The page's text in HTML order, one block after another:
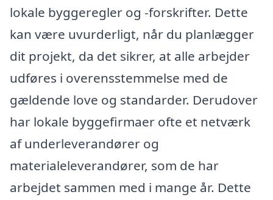
lokale byggeregler og -forskrifter. Dette
kan være uvurderligt, når du planlægger
dit projekt, da det sikrer, at alle arbejder
udføres i overensstemmelse med de
gældende love og standarder. Derudover
har lokale byggefirmaer ofte et netværk
af underleverandører og
materialeleverandører, som de har
arbejdet sammen med i mange år. Dette